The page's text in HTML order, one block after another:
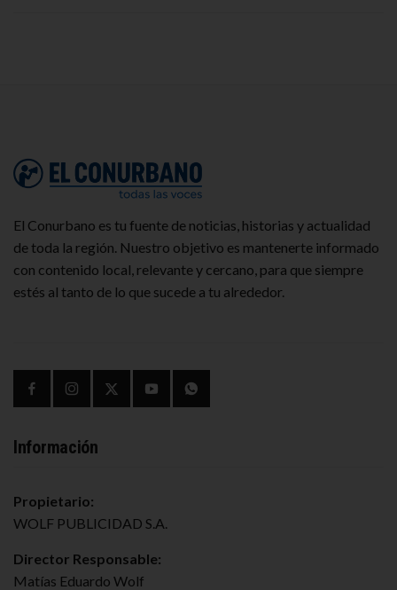
El Conurbano es tu fuente de noticias, historias y actualidad
de toda la región. Nuestro objetivo es mantenerte informado
con contenido local, relevante y cercano, para que siempre
estés al tanto de lo que sucede a tu alrededor.
Información
Propietario:
WOLF PUBLICIDAD S.A.
Director Responsable:
Matías Eduardo Wolf